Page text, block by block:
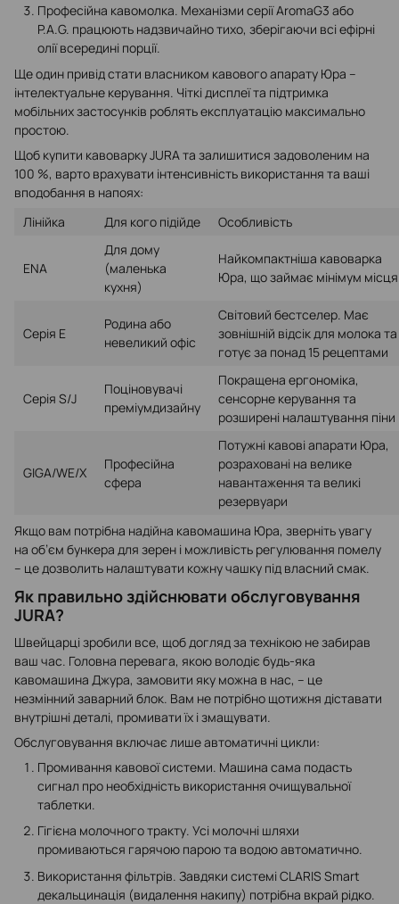
Професійна кавомолка. Механізми серії AromaG3 або
P.A.G. працюють надзвичайно тихо, зберігаючи всі ефірні
олії всередині порції.
Ще один привід стати власником кавового апарату Юра –
інтелектуальне керування. Чіткі дисплеї та підтримка
мобільних застосунків роблять експлуатацію максимально
простою.
Щоб купити кавоварку JURA та залишитися задоволеним на
100 %, варто врахувати інтенсивність використання та ваші
вподобання в напоях:
Лінійка
Для кого підійде Особливість
ENA
Для дому
(маленька
кухня)
Найкомпактніша кавоварка
Юра, що займає мінімум місця
Серія E
Родина або
невеликий офіс
Світовий бестселер. Має
зовнішній відсік для молока та
готує за понад 15 рецептами
Серія S/J
Поціновувачі
преміумдизайну
Покращена ергономіка,
сенсорне керування та
розширені налаштування піни
GIGA/WE/X
Професійна
сфера
Потужні кавові апарати Юра,
розраховані на велике
навантаження та великі
резервуари
Якщо вам потрібна надійна кавомашина Юра, зверніть увагу
на об’єм бункера для зерен і можливість регулювання помелу
– це дозволить налаштувати кожну чашку під власний смак.
Як правильно здійснювати обслуговування
JURA?
Швейцарці зробили все, щоб догляд за технікою не забирав
ваш час. Головна перевага, якою володіє будь-яка
кавомашина Джура, замовити яку можна в нас, – це
незмінний заварний блок. Вам не потрібно щотижня діставати
внутрішні деталі, промивати їх і змащувати.
Обслуговування включає лише автоматичні цикли:
Промивання кавової системи. Машина сама подасть
сигнал про необхідність використання очищувальної
таблетки.
Гігієна молочного тракту. Усі молочні шляхи
промиваються гарячою парою та водою автоматично.
Використання фільтрів. Завдяки системі CLARIS Smart
декальцинація (видалення накипу) потрібна вкрай рідко.